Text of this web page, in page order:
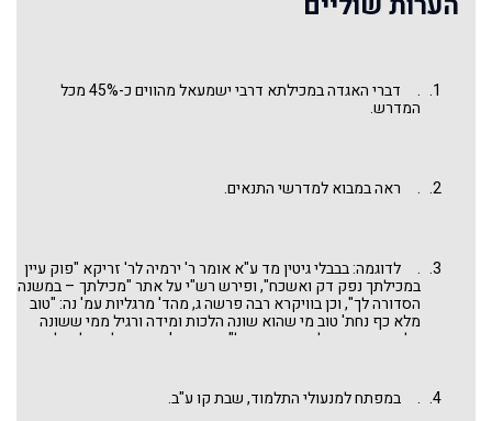
. דברי האגדה במכילתא דרבי ישמעאל מהווים כ-45% מכל
המדרש.
. ראה במבוא למדרשי התנאים.
. לדוגמה: בבבלי גיטין מד ע"א אומר ר' ירמיה לר' זריקא "פוק עיין
במכילתך נפק דק ואשכח", ופירש רש"י על אתר "מכילתך – במשנה
הסדורה לך", וכן בוויקרא רבה פרשה ג, מהד' מרגליות עמ' נה: "טוב
מלא כף נחת' טוב מי שהוא שונה הלכות ומידה ורגיל ממי ששונה
הלכות ומידה ותלמוד ואינו רגיל", ופירש ר' נתן הבבלי בעל מילון
. במפתח למנעולי התלמוד, שבת קו ע"ב.